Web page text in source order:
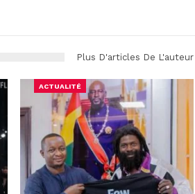
Plus D'articles De L'auteur
ACTUALITÉ